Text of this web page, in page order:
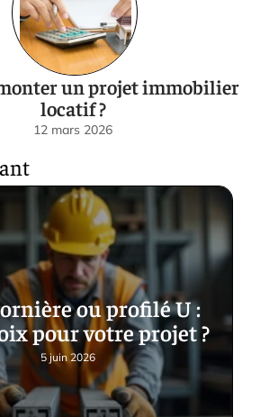
un projet immobilier
locatif ?
12 mars 2026
ou profilé U :
pour votre projet ?
5 juin 2026